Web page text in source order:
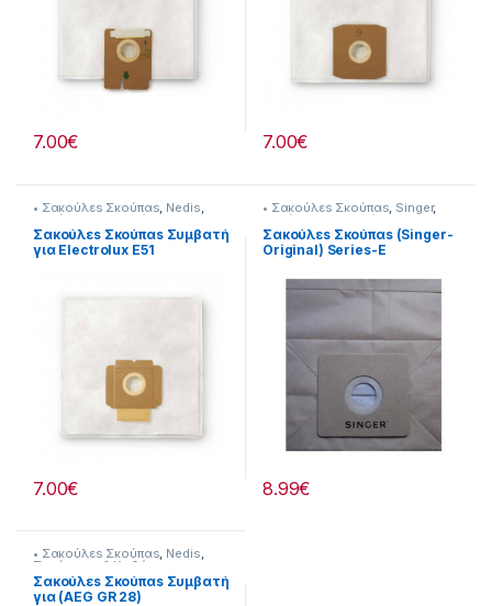
7.00€ 7.00€
• Σακούλεs Σκούπαs Nedis
Σκούπισμα & Καθάρισμα
Σακούλεs Σκούπαs Συμβατή
για Electrolux E51
7.00€
• Σακούλεs Σκούπαs Singer,
Σκούπισμα & Καθάρισμα
Σακούλεs Σκούπαs (Singer-
Original) Series-E
8.99€
• Σακούλεs Σκούπαs, Nedis,
Σκούπισμα & Καθάρισμα
Σακούλεs Σκούπαs Συμβατή
για (AEG GR 28)